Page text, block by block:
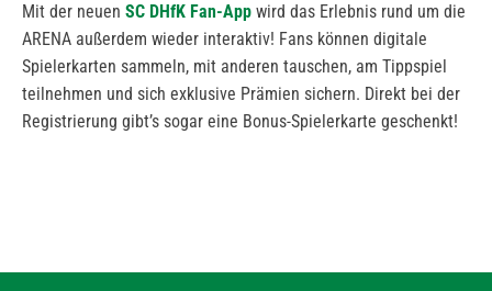
Mit der neuen SC DHfK Fan-App wird das Erlebnis rund um die
ARENA außerdem wieder interaktiv! Fans können digitale
Spielerkarten sammeln, mit anderen tauschen, am Tippspiel
teilnehmen und sich exklusive Prämien sichern. Direkt bei der
Registrierung gibt’s sogar eine Bonus-Spielerkarte geschenkt!